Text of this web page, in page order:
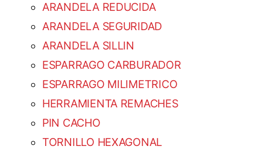
ARANDELA REDUCIDA
ARANDELA SEGURIDAD
ARANDELA SILLIN
ESPARRAGO CARBURADOR
ESPARRAGO MILIMETRICO
HERRAMIENTA REMACHES
PIN CACHO
TORNILLO HEXAGONAL